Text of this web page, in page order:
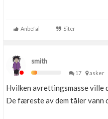
Anbefal Siter
smith
17
asker
Hvilken avrettingsmasse ville
De færeste av dem tåler vann